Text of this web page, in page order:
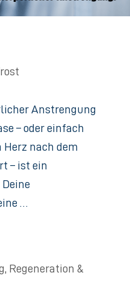
Anstrengung
– oder einfach
Herz nach dem
– ist ein
…
, Regeneration &